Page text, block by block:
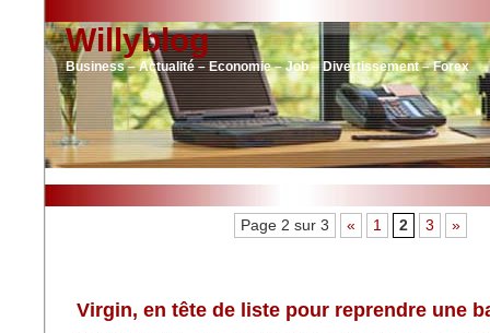
Willyblog
Business – Actualité – Economie – Job – Divertissement – Forex
Page 2 sur 3 « 1 2 3 »
Virgin, en tête de liste pour reprendre une